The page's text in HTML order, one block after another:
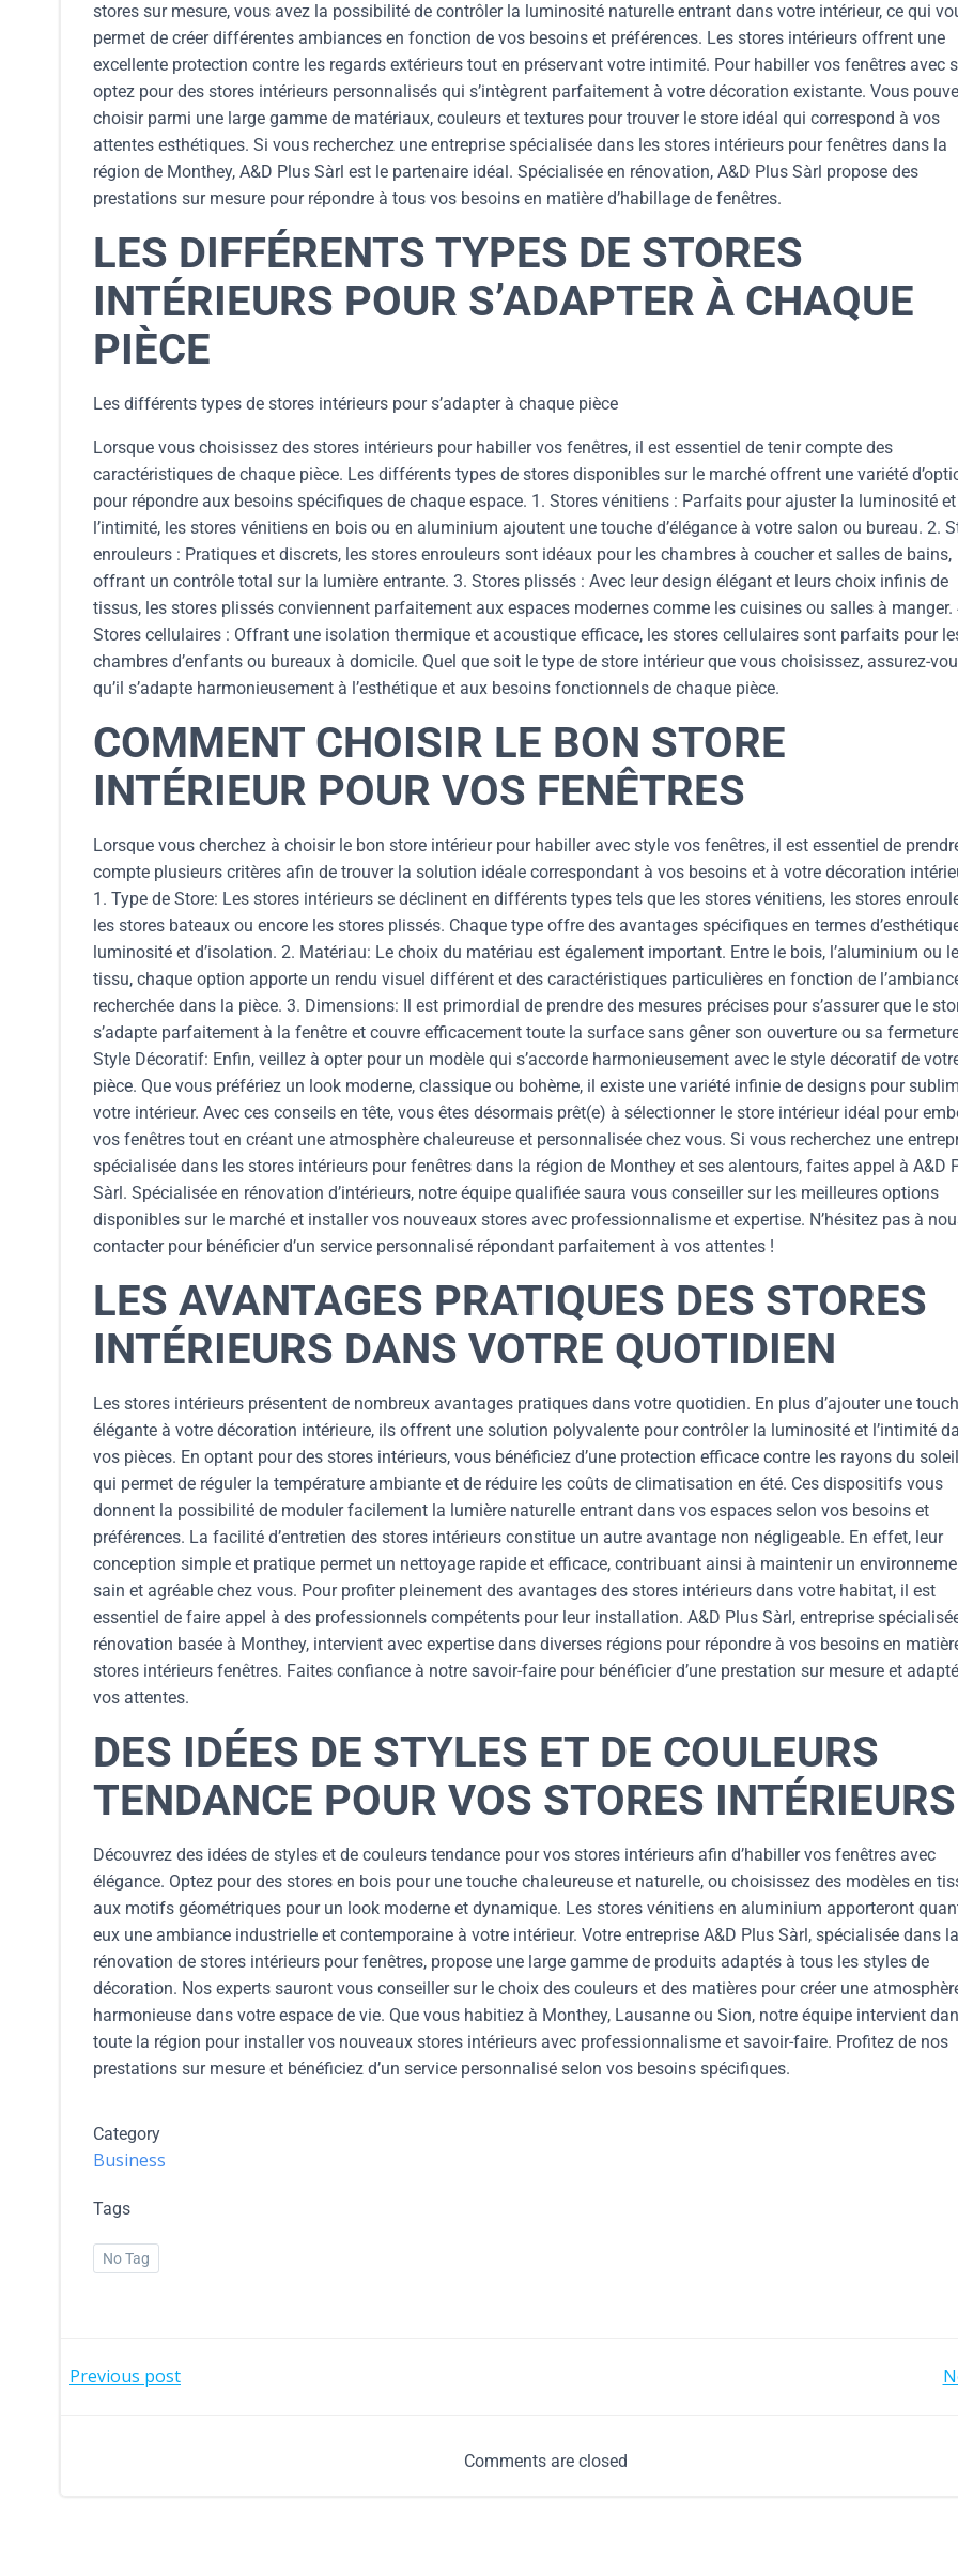
stores sur mesure, vous avez la possibilité de contrôler la luminosité naturelle entrant dans votre intérieur, ce qui
permet de créer différentes ambiances en fonction de vos besoins et préférences. Les stores intérieurs offrent une
excellente protection contre les regards extérieurs tout en préservant votre intimité. Pour habiller vos fenêtres avec
optez pour des stores intérieurs personnalisés qui s’intègrent parfaitement à votre décoration existante. Vous
choisir parmi une large gamme de matériaux, couleurs et textures pour trouver le store idéal qui correspond à vos
attentes esthétiques. Si vous recherchez une entreprise spécialisée dans les stores intérieurs pour fenêtres dans la
région de Monthey, A&D Plus Sàrl est le partenaire idéal. Spécialisée en rénovation, A&D Plus Sàrl propose des
prestations sur mesure pour répondre à tous vos besoins en matière d’habillage de fenêtres.
LES DIFFÉRENTS TYPES DE STORES
INTÉRIEURS POUR S’ADAPTER À CHAQUE
PIÈCE
Les différents types de stores intérieurs pour s’adapter à chaque pièce
Lorsque vous choisissez des stores intérieurs pour habiller vos fenêtres, il est essentiel de tenir compte des
caractéristiques de chaque pièce. Les différents types de stores disponibles sur le marché offrent une variété
pour répondre aux besoins spécifiques de chaque espace. 1. Stores vénitiens : Parfaits pour ajuster la luminosité et
l’intimité, les stores vénitiens en bois ou en aluminium ajoutent une touche d’élégance à votre salon ou bureau. 2.
enrouleurs : Pratiques et discrets, les stores enrouleurs sont idéaux pour les chambres à coucher et salles de bains,
offrant un contrôle total sur la lumière entrante. 3. Stores plissés : Avec leur design élégant et leurs choix infinis de
tissus, les stores plissés conviennent parfaitement aux espaces modernes comme les cuisines ou salles à manger.
Stores cellulaires : Offrant une isolation thermique et acoustique efficace, les stores cellulaires sont parfaits pour
chambres d’enfants ou bureaux à domicile. Quel que soit le type de store intérieur que vous choisissez, assurez-
qu’il s’adapte harmonieusement à l’esthétique et aux besoins fonctionnels de chaque pièce.
COMMENT CHOISIR LE BON STORE
INTÉRIEUR POUR VOS FENÊTRES
Lorsque vous cherchez à choisir le bon store intérieur pour habiller avec style vos fenêtres, il est essentiel de
compte plusieurs critères afin de trouver la solution idéale correspondant à vos besoins et à votre décoration
1. Type de Store: Les stores intérieurs se déclinent en différents types tels que les stores vénitiens, les stores
les stores bateaux ou encore les stores plissés. Chaque type offre des avantages spécifiques en termes
luminosité et d’isolation. 2. Matériau: Le choix du matériau est également important. Entre le bois, l’aluminium ou le
tissu, chaque option apporte un rendu visuel différent et des caractéristiques particulières en fonction de
recherchée dans la pièce. 3. Dimensions: Il est primordial de prendre des mesures précises pour s’assurer que le
s’adapte parfaitement à la fenêtre et couvre efficacement toute la surface sans gêner son ouverture ou sa
Style Décoratif: Enfin, veillez à opter pour un modèle qui s’accorde harmonieusement avec le style décoratif de
pièce. Que vous préfériez un look moderne, classique ou bohème, il existe une variété infinie de designs pour
votre intérieur. Avec ces conseils en tête, vous êtes désormais prêt(e) à sélectionner le store intérieur idéal pour
vos fenêtres tout en créant une atmosphère chaleureuse et personnalisée chez vous. Si vous recherchez une
spécialisée dans les stores intérieurs pour fenêtres dans la région de Monthey et ses alentours, faites appel à A&D
Sàrl. Spécialisée en rénovation d’intérieurs, notre équipe qualifiée saura vous conseiller sur les meilleures options
disponibles sur le marché et installer vos nouveaux stores avec professionnalisme et expertise. N’hésitez pas à
contacter pour bénéficier d’un service personnalisé répondant parfaitement à vos attentes !
LES AVANTAGES PRATIQUES DES STORES
INTÉRIEURS DANS VOTRE QUOTIDIEN
Les stores intérieurs présentent de nombreux avantages pratiques dans votre quotidien. En plus d’ajouter une
élégante à votre décoration intérieure, ils offrent une solution polyvalente pour contrôler la luminosité et l’intimité
vos pièces. En optant pour des stores intérieurs, vous bénéficiez d’une protection efficace contre les rayons du
qui permet de réguler la température ambiante et de réduire les coûts de climatisation en été. Ces dispositifs vous
donnent la possibilité de moduler facilement la lumière naturelle entrant dans vos espaces selon vos besoins et
préférences. La facilité d’entretien des stores intérieurs constitue un autre avantage non négligeable. En effet, leur
conception simple et pratique permet un nettoyage rapide et efficace, contribuant ainsi à maintenir un
sain et agréable chez vous. Pour profiter pleinement des avantages des stores intérieurs dans votre habitat, il est
essentiel de faire appel à des professionnels compétents pour leur installation. A&D Plus Sàrl, entreprise
rénovation basée à Monthey, intervient avec expertise dans diverses régions pour répondre à vos besoins en
stores intérieurs fenêtres. Faites confiance à notre savoir-faire pour bénéficier d’une prestation sur mesure et
vos attentes.
DES IDÉES DE STYLES ET DE COULEURS
TENDANCE POUR VOS STORES INTÉRIEURS
Découvrez des idées de styles et de couleurs tendance pour vos stores intérieurs afin d’habiller vos fenêtres avec
élégance. Optez pour des stores en bois pour une touche chaleureuse et naturelle, ou choisissez des modèles en
aux motifs géométriques pour un look moderne et dynamique. Les stores vénitiens en aluminium apporteront
eux une ambiance industrielle et contemporaine à votre intérieur. Votre entreprise A&D Plus Sàrl, spécialisée dans la
rénovation de stores intérieurs pour fenêtres, propose une large gamme de produits adaptés à tous les styles de
décoration. Nos experts sauront vous conseiller sur le choix des couleurs et des matières pour créer une
harmonieuse dans votre espace de vie. Que vous habitiez à Monthey, Lausanne ou Sion, notre équipe intervient
toute la région pour installer vos nouveaux stores intérieurs avec professionnalisme et savoir-faire. Profitez de nos
prestations sur mesure et bénéficiez d’un service personnalisé selon vos besoins spécifiques.
Category
Business
Tags
No Tag
Previous post
Comments are closed